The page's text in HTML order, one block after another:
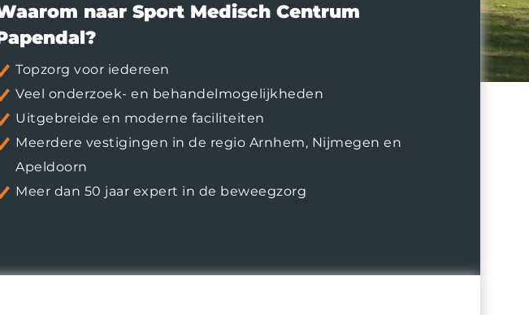
naar Sport Medisch Centrum
Topzorg voor iedereen
Veel onderzoek- en behandelmogelijkheden
Uitgebreide en moderne faciliteiten
Meerdere vestigingen in de regio Arnhem, Nijmegen en
Apeldoorn
Meer dan 50 jaar expert in de beweegzorg